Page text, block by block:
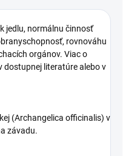
jedlu, normálnu činnosť
rovnováhu
orgánov. Viac o
dostupnej literatúre alebo v
(Archangelica officinalis) v
závadu.